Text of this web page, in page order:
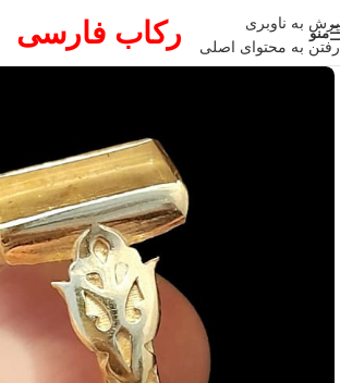
پرش به ناوبری
رفتن به محتوای اصلی
منو رکاب فارسی